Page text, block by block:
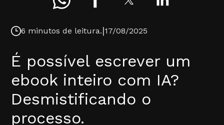
6 minutos de leitura.|17/08/2025
É possível escrever um
ebook inteiro com IA?
Desmistificando o
processo.